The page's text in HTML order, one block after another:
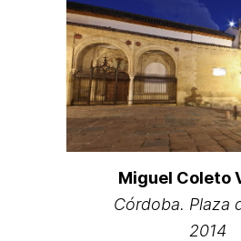
Miguel Coleto
Córdoba. Plaza
2014